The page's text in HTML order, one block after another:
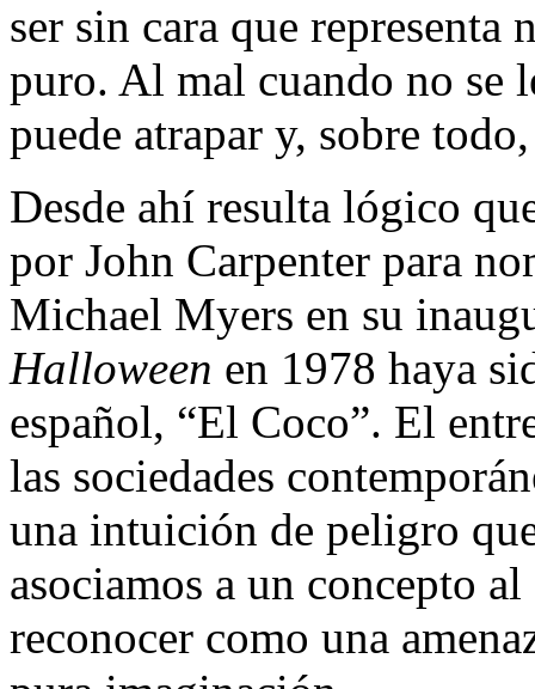
ser sin cara que representa
puro. Al mal cuando no se
puede atrapar y, sobre
Desde ahí resulta lógico
por John Carpenter para
Michael Myers en su
Halloween en 1978 haya
español, “El Coco”. El
las sociedades
una intuición de peligro
asociamos a un concepto
reconocer como una